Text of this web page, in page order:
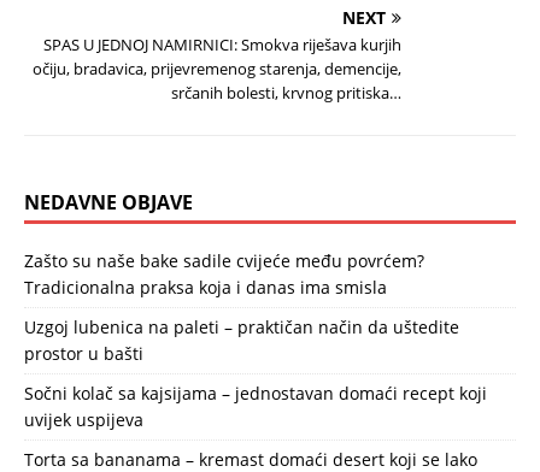
NEXT
SPAS U JEDNOJ NAMIRNICI: Smokva riješava kurjih
očiju, bradavica, prijevremenog starenja, demencije,
srčanih bolesti, krvnog pritiska…
NEDAVNE OBJAVE
Zašto su naše bake sadile cvijeće među povrćem?
Tradicionalna praksa koja i danas ima smisla
Uzgoj lubenica na paleti – praktičan način da uštedite
prostor u bašti
Sočni kolač sa kajsijama – jednostavan domaći recept koji
uvijek uspijeva
Torta sa bananama – kremast domaći desert koji se lako